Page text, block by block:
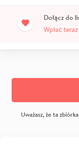
Dołącz do
Wpłać teraz
Uważasz, że ta